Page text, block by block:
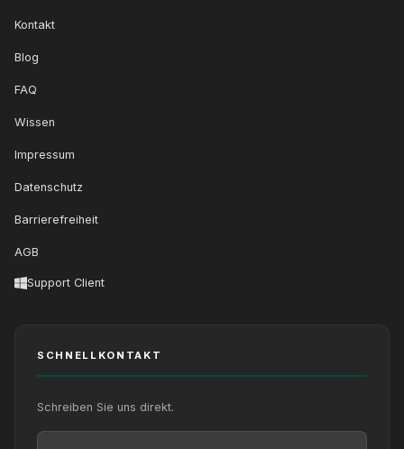
Kontakt
Blog
FAQ
Wissen
Impressum
Datenschutz
Barrierefreiheit
AGB
Support Client
SCHNELLKONTAKT
Schreiben Sie uns direkt.
Ihr Name
Ihre E-Mail
Ihre Nachricht (optional)